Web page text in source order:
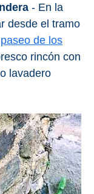
- En la
desde el tramo
paseo de los
rincón con
lavadero